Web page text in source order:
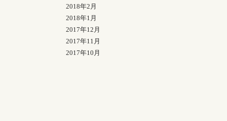
2018年2月
2018年1月
2017年12月
2017年11月
2017年10月